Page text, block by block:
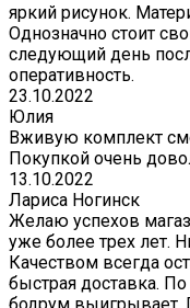
яркий рисунок.
Однозначно стоит
следующий день
оперативность.
23.10.2022
Юлия
Вживую комплект
Покупкой очень
13.10.2022
Лариса Ногинск
Желаю успехов
уже более трех лет.
Качеством всегда
быстрая доставка.
бодрум выигрывает.